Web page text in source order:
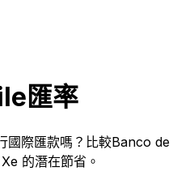
匯率
國際匯款嗎？比較Banco de
的潛在節省。